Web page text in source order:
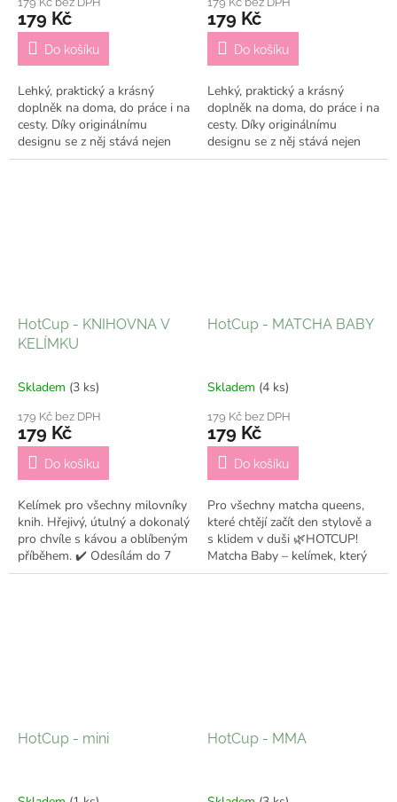
179 Kč
Do košíku
Lehký, praktický a krásný
doplněk na doma, do práce i na
cesty. Díky originálnímu
designu se z něj stává nejen
praktický kelímek, ale i stylový
179 Kč
Do košíku
Lehký, praktický a krásný
doplněk na doma, do práce i na
cesty. Díky originálnímu
designu se z něj stává nejen
praktický kelímek, ale i stylový
HotCup - KNIHOVNA V
KELÍMKU
Skladem (3 ks)
179 Kč bez DPH
179 Kč
Do košíku
Kelímek pro všechny milovníky
knih. Hřejivý, útulný a dokonalý
pro chvíle s kávou a oblíbeným
příběhem. ✔️ Odesílám do 7
pracovních dní
HotCup - MATCHA BABY
Skladem (4 ks)
179 Kč bez DPH
179 Kč
Do košíku
Pro všechny matcha queens,
které chtějí začít den stylově a
s klidem v duši 🌿HOTCUP!
Matcha Baby – kelímek, který
udělá z každého doušku malý
HotCup - mini HotCup - MMA